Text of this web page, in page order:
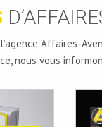
Affaires-
nous vous